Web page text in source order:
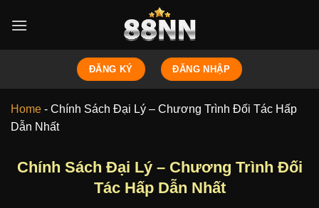
qua
ĐĂNG KÝ ĐĂNG NHẬP
Home - Chính Sách Đại Lý – Chương Trình Đối Tác Hấp
Dẫn Nhất
Chính Sách Đại Lý – Chương Trình Đối
Tác Hấp Dẫn Nhất